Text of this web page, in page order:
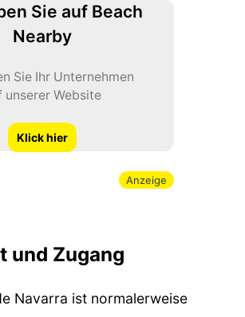
Sie auf Beach
Nearby
Sie Ihr Unternehmen
unserer Website
Klick hier
Anzeige
und Zugang
Navarra ist normalerweise